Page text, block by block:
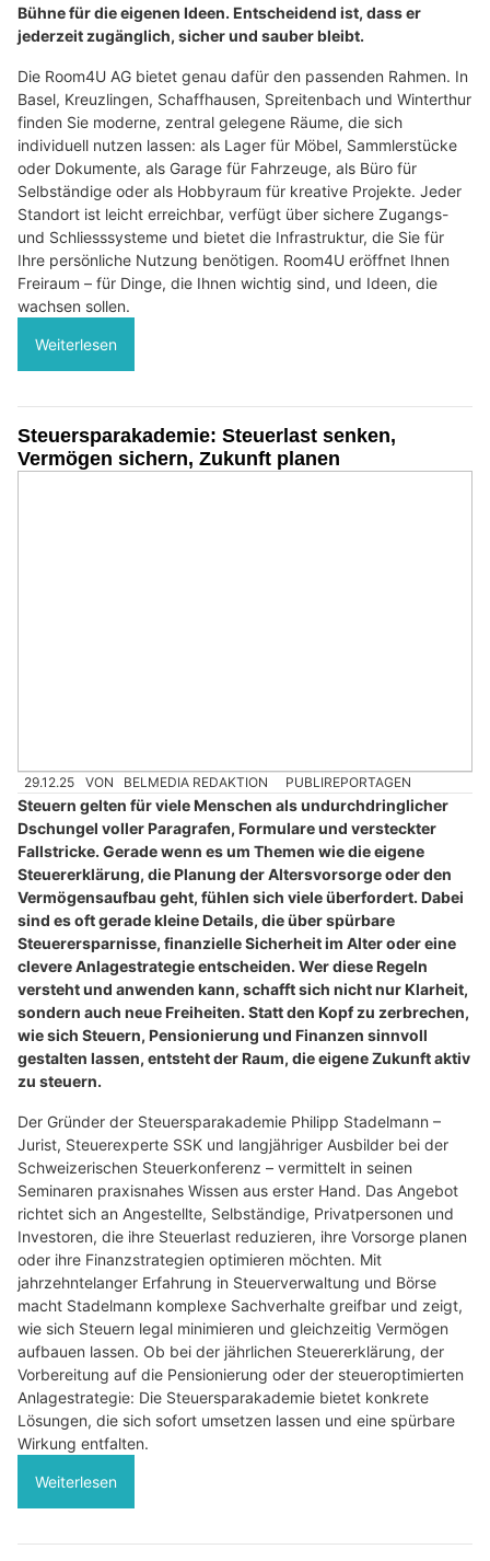
Bühne für die eigenen Ideen. Entscheidend ist, dass er
jederzeit zugänglich, sicher und sauber bleibt.
Die Room4U AG bietet genau dafür den passenden Rahmen. In
Basel, Kreuzlingen, Schaffhausen, Spreitenbach und Winterthur
finden Sie moderne, zentral gelegene Räume, die sich
individuell nutzen lassen: als Lager für Möbel, Sammlerstücke
oder Dokumente, als Garage für Fahrzeuge, als Büro für
Selbständige oder als Hobbyraum für kreative Projekte. Jeder
Standort ist leicht erreichbar, verfügt über sichere Zugangs-
und Schliesssysteme und bietet die Infrastruktur, die Sie für
Ihre persönliche Nutzung benötigen. Room4U eröffnet Ihnen
Freiraum – für Dinge, die Ihnen wichtig sind, und Ideen, die
wachsen sollen.
Weiterlesen
Steuersparakademie: Steuerlast senken,
Vermögen sichern, Zukunft planen
29.12.25 VON BELMEDIA REDAKTION PUBLIREPORTAGEN
Steuern gelten für viele Menschen als undurchdringlicher
Dschungel voller Paragrafen, Formulare und versteckter
Fallstricke. Gerade wenn es um Themen wie die eigene
Steuererklärung, die Planung der Altersvorsorge oder den
Vermögensaufbau geht, fühlen sich viele überfordert. Dabei
sind es oft gerade kleine Details, die über spürbare
Steuerersparnisse, finanzielle Sicherheit im Alter oder eine
clevere Anlagestrategie entscheiden. Wer diese Regeln
versteht und anwenden kann, schafft sich nicht nur Klarheit,
sondern auch neue Freiheiten. Statt den Kopf zu zerbrechen,
wie sich Steuern, Pensionierung und Finanzen sinnvoll
gestalten lassen, entsteht der Raum, die eigene Zukunft aktiv
zu steuern.
Der Gründer der Steuersparakademie Philipp Stadelmann –
Jurist, Steuerexperte SSK und langjähriger Ausbilder bei der
Schweizerischen Steuerkonferenz – vermittelt in seinen
Seminaren praxisnahes Wissen aus erster Hand. Das Angebot
richtet sich an Angestellte, Selbständige, Privatpersonen und
Investoren, die ihre Steuerlast reduzieren, ihre Vorsorge planen
oder ihre Finanzstrategien optimieren möchten. Mit
jahrzehntelanger Erfahrung in Steuerverwaltung und Börse
macht Stadelmann komplexe Sachverhalte greifbar und zeigt,
wie sich Steuern legal minimieren und gleichzeitig Vermögen
aufbauen lassen. Ob bei der jährlichen Steuererklärung, der
Vorbereitung auf die Pensionierung oder der steueroptimierten
Anlagestrategie: Die Steuersparakademie bietet konkrete
Lösungen, die sich sofort umsetzen lassen und eine spürbare
Wirkung entfalten.
Weiterlesen